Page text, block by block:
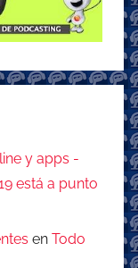
y apps -
está a punto
en Todo